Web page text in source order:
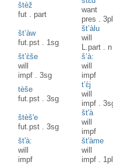
štèž
fut .part
want
pres .3pl
št’àw
fut.pst . 1sg
št’àlu
will
L.part . n
št’ɛ̀še
will
impf .3sg
š’à:
will
impf
tèše
fut.pst .3sg
t’ɛ̀j
will
impf .
štèš'e
fut.pst .3sg
št'à
will
impf
št'à:
will
impf
št'àme
will
impf . 1pl